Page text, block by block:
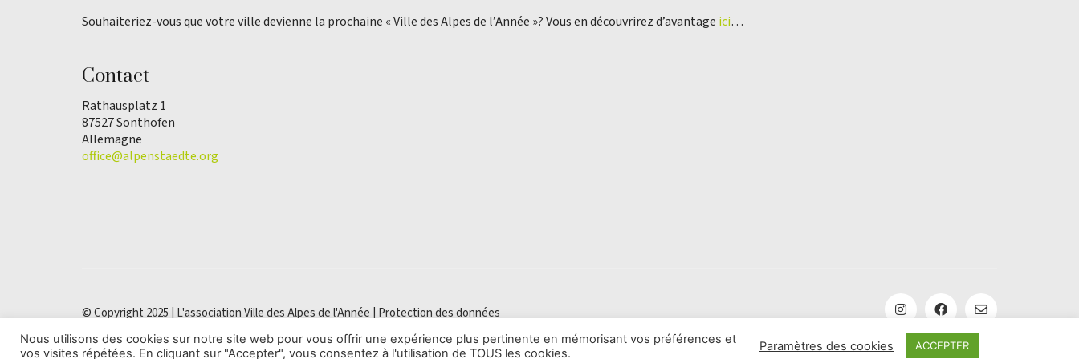
Souhaiteriez-vous que votre ville devienne la prochaine « Ville des Alpes de l’Année »? Vous en découvrirez d’avantage ici…
Contact
Rathausplatz 1
87527 Sonthofen
Allemagne
office@alpenstaedte.org
© Copyright 2025 | L'association Ville des Alpes de l'Année | Protection des données
Nous utilisons des cookies sur notre site web pour vous offrir une expérience plus pertinente en mémorisant vos préférences et
vos visites répétées. En cliquant sur "Accepter", vous consentez à l'utilisation de TOUS les cookies.
Paramètres des cookies ACCEPTER